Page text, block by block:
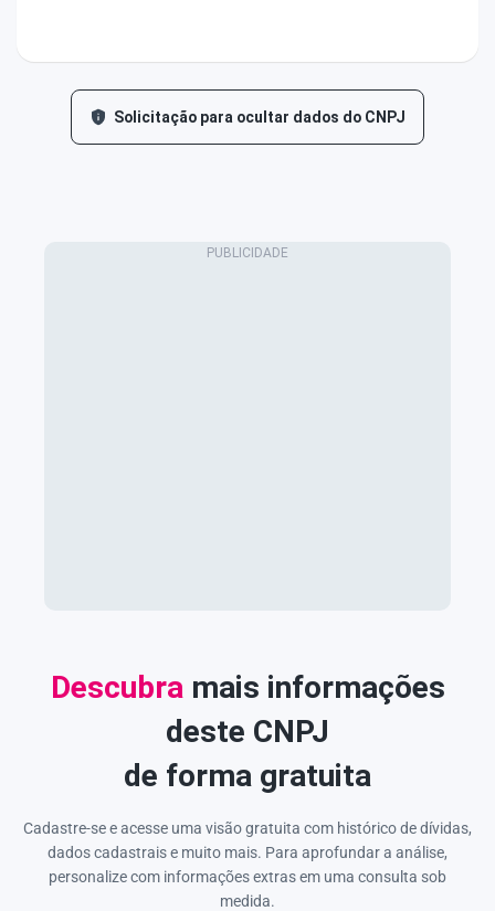
Solicitação para ocultar dados do CNPJ
Descubramais informações
deste CNPJ
de forma gratuita
Cadastre-se e acesse uma visão gratuita com histórico de dívidas,
dados cadastrais e muito mais. Para aprofundar a análise,
personalize com informações extras em uma consulta sob
medida.